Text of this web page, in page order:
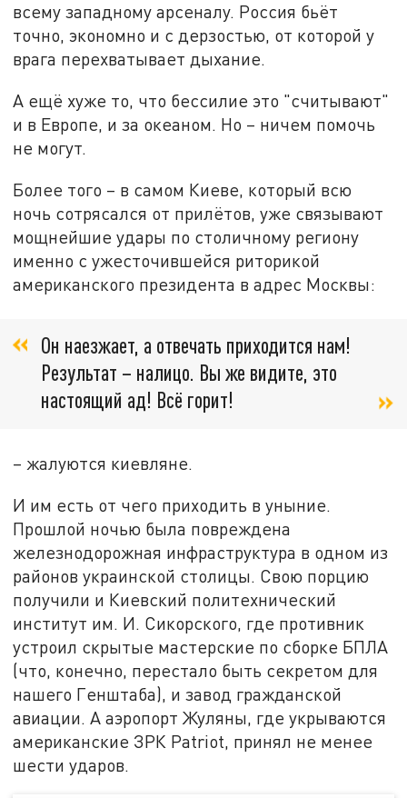
всему западному арсеналу. Россия бьёт
точно, экономно и с дерзостью, от которой у
врага перехватывает дыхание.
А ещё хуже то, что бессилие это "считывают"
и в Европе, и за океаном. Но – ничем помочь
не могут.
Более того – в самом Киеве, который всю
ночь сотрясался от прилётов, уже связывают
мощнейшие удары по столичному региону
именно с ужесточившейся риторикой
американского президента в адрес Москвы:
Он наезжает, а отвечать приходится нам!
Результат – налицо. Вы же видите, это
настоящий ад! Всё горит!
– жалуются киевляне.
И им есть от чего приходить в уныние.
Прошлой ночью была повреждена
железнодорожная инфраструктура в одном из
районов украинской столицы. Свою порцию
получили и Киевский политехнический
институт им. И. Сикорского, где противник
устроил скрытые мастерские по сборке БПЛА
(что, конечно, перестало быть секретом для
нашего Генштаба), и завод гражданской
авиации. А аэропорт Жуляны, где укрываются
американские ЗРК Patriot, принял не менее
шести ударов.